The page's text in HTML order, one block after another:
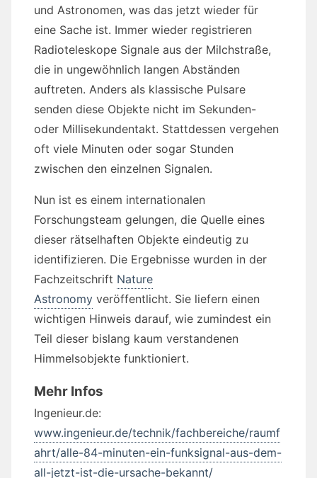
und Astronomen, was das jetzt wieder für
eine Sache ist. Immer wieder registrieren
Radioteleskope Signale aus der Milchstraße,
die in ungewöhnlich langen Abständen
auftreten. Anders als klassische Pulsare
senden diese Objekte nicht im Sekunden-
oder Millisekundentakt. Stattdessen vergehen
oft viele Minuten oder sogar Stunden
zwischen den einzelnen Signalen.
Nun ist es einem internationalen
Forschungsteam gelungen, die Quelle eines
dieser rätselhaften Objekte eindeutig zu
identifizieren. Die Ergebnisse wurden in der
Fachzeitschrift Nature
Astronomy veröffentlicht. Sie liefern einen
wichtigen Hinweis darauf, wie zumindest ein
Teil dieser bislang kaum verstandenen
Himmelsobjekte funktioniert.
Mehr Infos
Ingenieur.de:
www.ingenieur.de/technik/fachbereiche/raumf
ahrt/alle-84-minuten-ein-funksignal-aus-dem-
all-jetzt-ist-die-ursache-bekannt/